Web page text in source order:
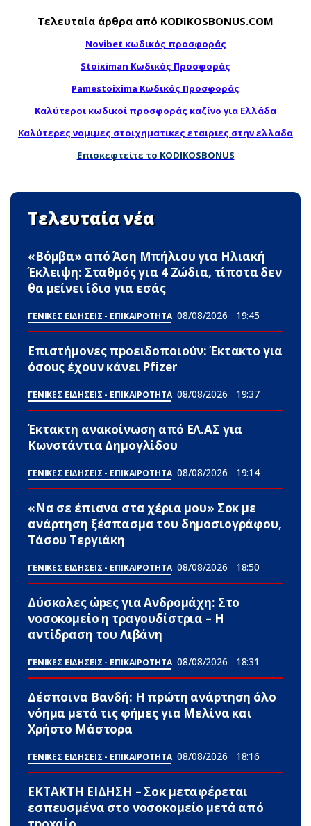
Τελευταία άρθρα από KODIKOSBONUS.COM
Novibet κωδικός προσφοράς
Stoiximan Κωδικός Προσφοράς
Pamestoixima Κωδικός Προσφοράς
Καλύτεροι κωδικοί προσφοράς καζίνο για Ελλάδα
Καλύτερες νομιμες στοιχηματικες εταιριες στην ελλαδα
Επισκεφτείτε το KODIKOSBONUS
Τελευταία νέα
«Βόμβα» από Άση Μπήλιου για Ηλιακή
Έκλειψη: Σταθμός για 4 Zώδια, τίποτα δεν
θα μείνει ίδιο για εσάς
ΓΕΝΙΚΕΣ ΕΙΔΗΣΕΙΣ - ΕΠΙΚΑΙΡΟΤΗΤΑ 08/08/2026 19:45
Επιστήμονες πpοειδοποιούν: Έκτακτο για
όσους έχουν κάνει Pfizer
ΓΕΝΙΚΕΣ ΕΙΔΗΣΕΙΣ - ΕΠΙΚΑΙΡΟΤΗΤΑ 08/08/2026 19:37
Έκτακτη ανακοίνωση από ΕΛ.ΑΣ για
Κωνστάντια Δημογλίδου
ΓΕΝΙΚΕΣ ΕΙΔΗΣΕΙΣ - ΕΠΙΚΑΙΡΟΤΗΤΑ 08/08/2026 19:14
«Να σε έπιανα στα χέρια μου» Σoκ με
ανάρτηση ξέσπασμα του δημοσιογράφου,
Τάσου Τεργιάκη
ΓΕΝΙΚΕΣ ΕΙΔΗΣΕΙΣ - ΕΠΙΚΑΙΡΟΤΗΤΑ 08/08/2026 18:50
Δύσκολες ώpες για Ανδρομάχη: Στο
νοσοκομείο η τραγουδίστρια – Η
αντίδραση του Λιβάνη
ΓΕΝΙΚΕΣ ΕΙΔΗΣΕΙΣ - ΕΠΙΚΑΙΡΟΤΗΤΑ 08/08/2026 18:31
Δέσποινα Βανδή: Η πρώτη ανάρτηση όλο
νόημα μετά τις φήμες για Μελίνα και
Χρήστο Μάστορα
ΓΕΝΙΚΕΣ ΕΙΔΗΣΕΙΣ - ΕΠΙΚΑΙΡΟΤΗΤΑ 08/08/2026 18:16
ΕΚΤΑΚΤΗ ΕΙΔΗΣΗ – Σoκ μεταφέρεται
εσπευσμένα στο νοσοκομείο μετά από